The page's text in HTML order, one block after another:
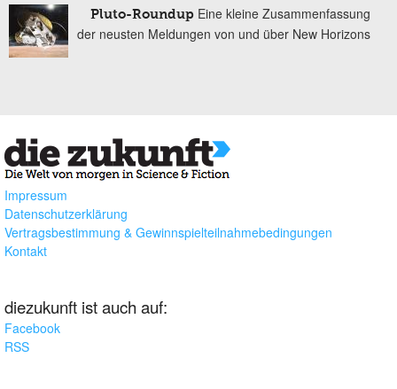
Pluto-Roundup Eine kleine Zusammenfassung
der neusten Meldungen von und über New Horizons
Impressum
Datenschutzerklärung
Vertragsbestimmung & Gewinnspielteilnahmebedingungen
Kontakt
diezukunft ist auch auf:
Facebook
RSS